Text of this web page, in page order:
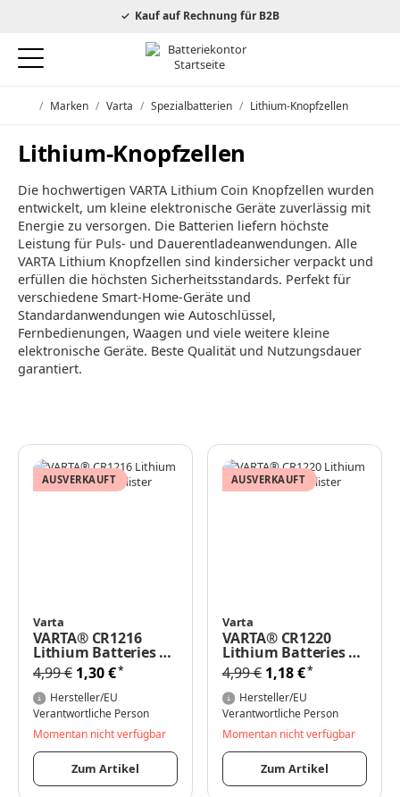
autorisierter Energizer HändlerKauf auf Rechnung für B2B
/ Marken / Varta / Spezialbatterien / Lithium-Knopfzellen
Lithium-Knopfzellen
Die hochwertigen VARTA Lithium Coin Knopfzellen wurden
entwickelt, um kleine elektronische Geräte zuverlässig mit
Energie zu versorgen. Die Batterien liefern höchste
Leistung für Puls- und Dauerentladeanwendungen. Alle
VARTA Lithium Knopfzellen sind kindersicher verpackt und
erfüllen die höchsten Sicherheitsstandards. Perfekt für
verschiedene Smart-Home-Geräte und
Standardanwendungen wie Autoschlüssel,
Fernbedienungen, Waagen und viele weitere kleine
elektronische Geräte. Beste Qualität und Nutzungsdauer
garantiert.
AUSVERKAUFT
Varta
VARTA® CR1216
Lithium Batteries 3V
1er Blister
4,99 € 1,30 €*
Hersteller/EU
Verantwortliche Person
Momentan nicht verfügbar
Zum Artikel
AUSVERKAUFT
Varta
VARTA® CR1220
Lithium Batteries 3V
1er Blister
4,99 € 1,18 €*
Hersteller/EU
Verantwortliche Person
Momentan nicht verfügbar
Zum Artikel